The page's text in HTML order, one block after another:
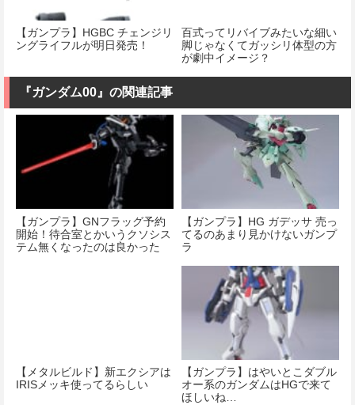
【ガンプラ】HGBC チェンジリ
ングライフルが明日発売！
百式ってリバイブみたいな細い
脚じゃなくてガッシリ体型の方
が劇中イメージ？
『ガンダム00』の関連記事
【ガンプラ】GNフラッグ予約
開始！待合室とかいうクソシス
テム無くなったのは良かった
【ガンプラ】HG ガデッサ 売っ
てるのあまり見かけないガンプ
ラ
【メタルビルド】新エクシアは
IRISメッキ使ってるらしい
【ガンプラ】はやいとこダブル
オー系のガンダムはHGで来て
ほしいね…